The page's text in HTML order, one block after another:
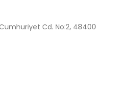
Cd. No:2, 48400